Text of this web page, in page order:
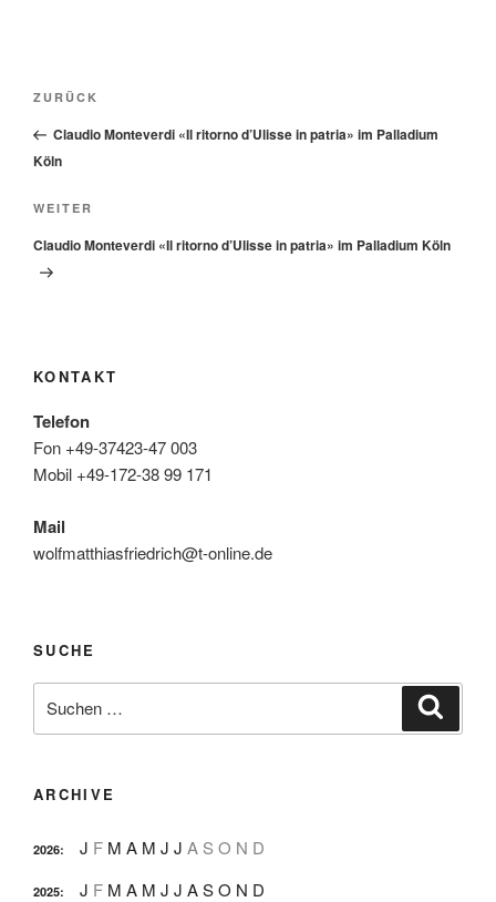
Beitragsnavigation
Vorheriger
Beitrag
ZURÜCK
Claudio Monteverdi «Il ritorno d’Ulisse in patria» im Palladium
Köln
Nächster
Beitrag
WEITER
Claudio Monteverdi «Il ritorno d’Ulisse in patria» im Palladium Köln
KONTAKT
Telefon
Fon +49-37423-47 003
Mobil +49-172-38 99 171
Mail
wolfmatthiasfriedrich@t-online.de
SUCHE
nach:
ARCHIVE
2026: J F M A M J J A S O N D
2025: J F M A M J J ASO N D